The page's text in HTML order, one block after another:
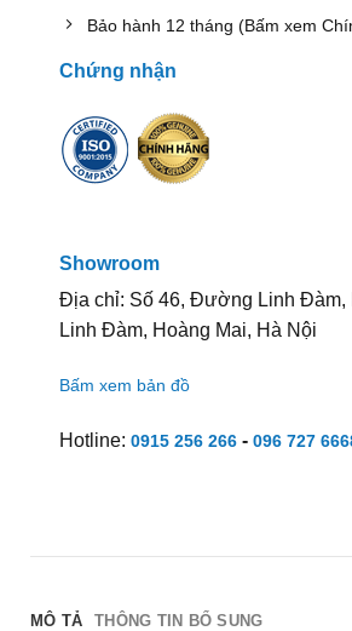
Bảo hành 12 tháng (Bấm xem
Chứng nhận
Showroom
Địa chỉ: Số 46, Đường Linh Đàm,
Linh Đàm, Hoàng Mai, Hà Nội
Bấm xem bản đồ
Hotline: 0915 256 266- 096 727
MÔ TẢ THÔNG TIN BỔ SUNG